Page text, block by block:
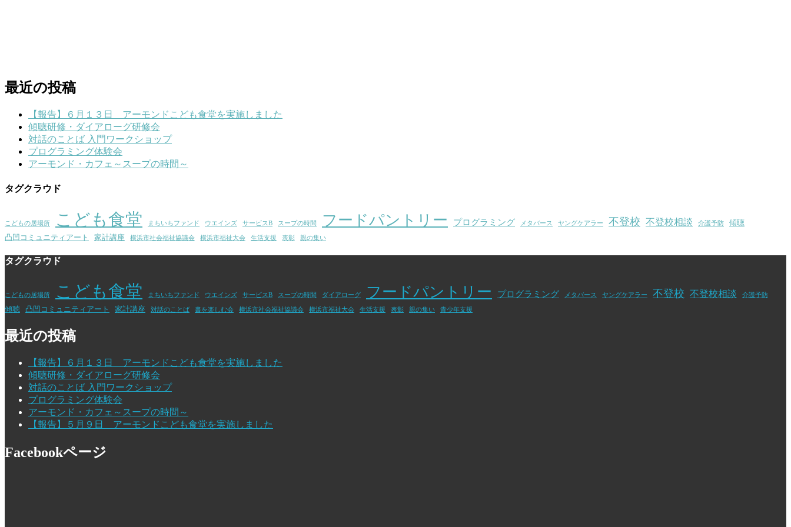
最近の投稿
【報告】６月１３日 アーモンドこども食堂を実施しました
傾聴研修・ダイアローグ研修会
対話のことば 入門ワークショップ
プログラミング体験会
アーモンド・カフェ～スープの時間～
タグクラウド
こどもの居場所 こども食堂 まちいちファンド ウエインズ サービスB スープの時間 フードパントリー プログラミング メタバース ヤングケアラー 不登校 不登校相談 介護予防
傾聴
凸凹コミュニティアート
家計講座 横浜市社会福祉協議会 横浜市福祉大会 生活支援 表彰 親の集い
タグクラウド
こどもの居場所 こども食堂 まちいちファンド ウエインズ サービスB スープの時間 ダイアローグ フードパントリー プログラミング メタバース ヤングケアラー 不登校 不登校相談 介護予防
傾聴 凸凹コミュニティアート 家計講座 対話のことば 書を楽しむ会 横浜市社会福祉協議会 横浜市福祉大会 生活支援 表彰 親の集い 青少年支援
最近の投稿
【報告】６月１３日 アーモンドこども食堂を実施しました
傾聴研修・ダイアローグ研修会
対話のことば 入門ワークショップ
プログラミング体験会
アーモンド・カフェ～スープの時間～
【報告】５月９日 アーモンドこども食堂を実施しました
Facebookページ